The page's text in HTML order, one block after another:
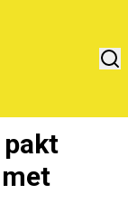
pakt